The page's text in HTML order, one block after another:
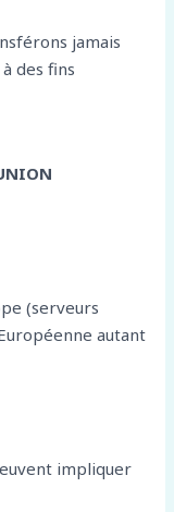
jamais
des fins
(serveurs
autant
impliquer